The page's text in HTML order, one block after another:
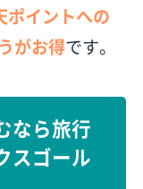
ポイントへの
がお得です。
なら旅行
スゴール